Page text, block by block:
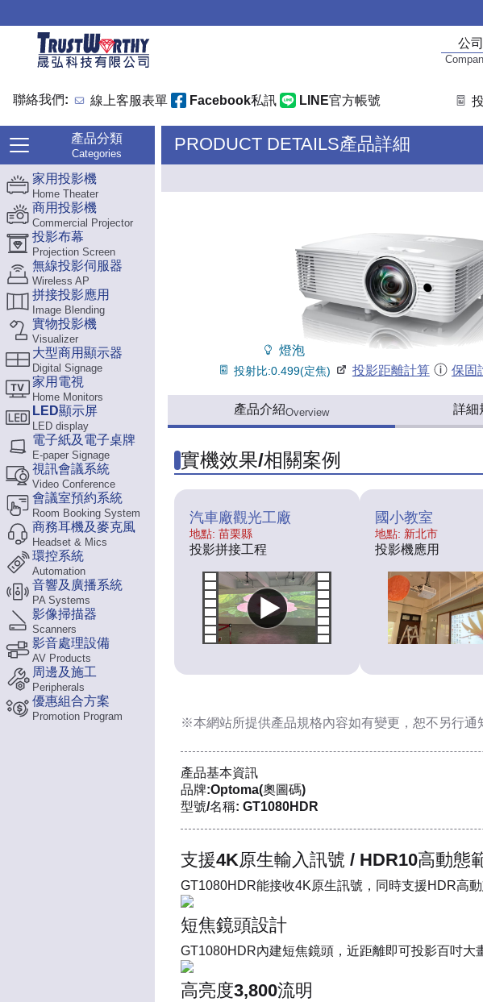
公
聯絡我們: 線上客服表單 Facebook私訊 LINE官方帳號
產品分類
Categories
家用投影機
Home Theater
商用投影機
Commercial Projector
投影布幕
Projection Screen
無線投影伺服器
Wireless AP
拼接投影應用
Image Blending
實物投影機
Visualizer
大型商用顯示器
Digital Signage
家用電視
Home Monitors
LED顯示屏
LED display
電子紙及電子桌牌
E-paper Signage
視訊會議系統
Video Conference
會議室預約系統
Room Booking System
商務耳機及麥克風
Headset & Mics
環控系統
Automation
音響及廣播系統
PA Systems
影像掃描器
Scanners
影音處理設備
AV Products
周邊及施工
Peripherals
優惠組合方案
Promotion Program
PRODUCT DETAILS產品詳細
燈泡
投射比:0.499(定焦) 投影距離計算 保固
產品介紹Overview 詳細
實機效果/相關案例
汽車廠觀光工廠
地點: 苗栗縣
投影拼接工程
國小教室
地點: 新北市
投影機應用
※本網站所提供產品規格內容如有變更，恕不另行通
產品基本資訊
品牌:Optoma(奧圖碼)
型號/名稱: GT1080HDR
支援4K原生輸入訊號 / HDR10高動態
GT1080HDR能接收4K原生訊號，同時支援HDR高
短焦鏡頭設計
GT1080HDR內建短焦鏡頭，近距離即可投影百吋大
高亮度3,800流明